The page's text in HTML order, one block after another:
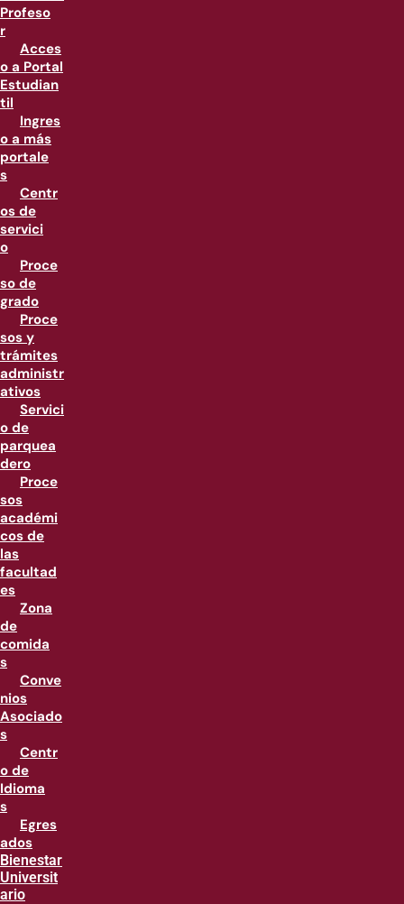
Profeso
r
Acces
o a Portal
Estudian
til
Ingres
o a más
portale
s
Centr
os de
servici
o
Proce
so de
grado
Proce
sos y
trámites
administr
ativos
Servici
o de
parquea
dero
Proce
sos
académi
cos de
las
facultad
es
Zona
de
comida
s
Conve
nios
Asociado
s
Centr
o de
Idioma
s
Egres
ados
Bienestar
Universit
ario